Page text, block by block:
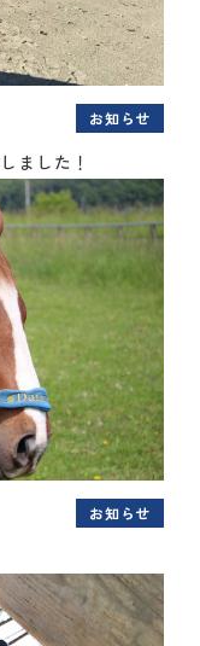
お知らせ
ました！
お知らせ